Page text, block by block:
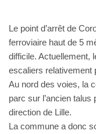
Le point d’arrêt de
ferroviaire haut de 5
difficile. Actuellement,
escaliers relativement
Au nord des voies, la
parc sur l’ancien
direction de Lille.
La commune a donc